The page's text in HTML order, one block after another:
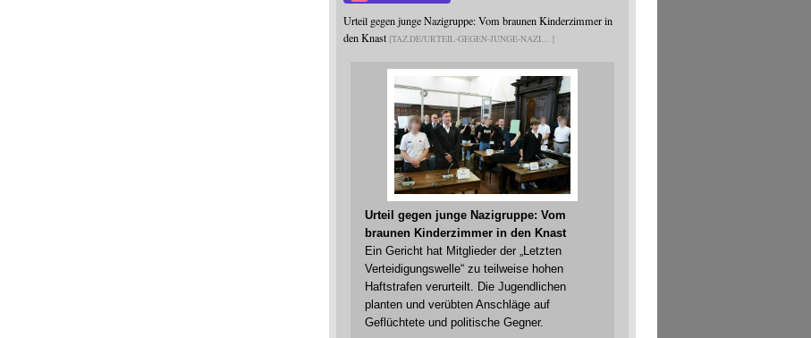
Urteil gegen junge Nazigruppe: Vom braunen Kinderzimmer in
den Knast TAZ.DE/URTEIL-GEGEN-JUNGE-NAZI
Urteil gegen junge Nazigruppe: Vom
braunen Kinderzimmer in den Knast
Ein Gericht hat Mitglieder der „Letzten
Verteidigungswelle“ zu teilweise hohen
Haftstrafen verurteilt. Die Jugendlichen
planten und verübten Anschläge auf
Geflüchtete und politische Gegner.